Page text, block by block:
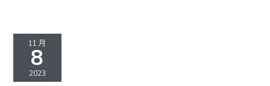
11 月
8
2023
趨